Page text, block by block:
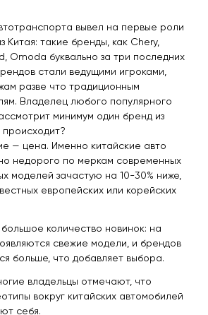
вывел на первые роли
Китая: такие бренды, как Chery,
Omoda буквально за три последних
стали ведущими игроками,
разве что традиционным
Владелец любого популярного
минимум один бренд из
происходит?
— цена. Именно китайские авто
недорого по меркам современных
моделей зачастую на 10-30% ниже,
европейских или корейских
количество новинок: на
свежие модели, и брендов
больше, что добавляет выбора.
владельцы отмечают, что
вокруг китайских автомобилей
себя.